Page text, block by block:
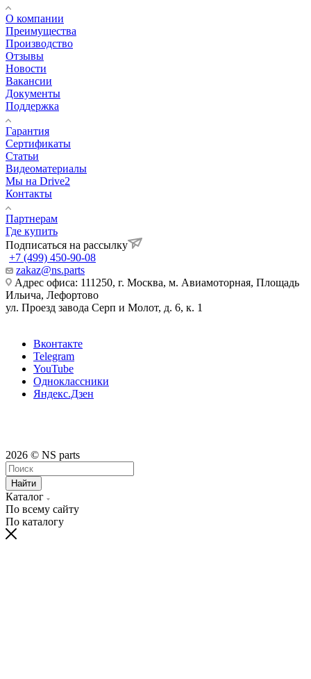
О компании
Преимущества
Производство
Отзывы
Новости
Вакансии
Документы
Поддержка
Гарантия
Сертификаты
Статьи
Видеоматериалы
Мы на Drive2
Контакты
Партнерам
Где купить
Подписаться на рассылку
+7 (499) 450-90-08
zakaz@ns.parts
Адрес офиса: 111250, г. Москва, м. Авиамоторная, Площадь
Ильича, Лефортово
ул. Проезд завода Серп и Молот, д. 6, к. 1
Вконтакте
Telegram
YouTube
Одноклассники
Яндекс.Дзен
2026 © NS parts
Найти
Каталог
По всему сайту
По каталогу